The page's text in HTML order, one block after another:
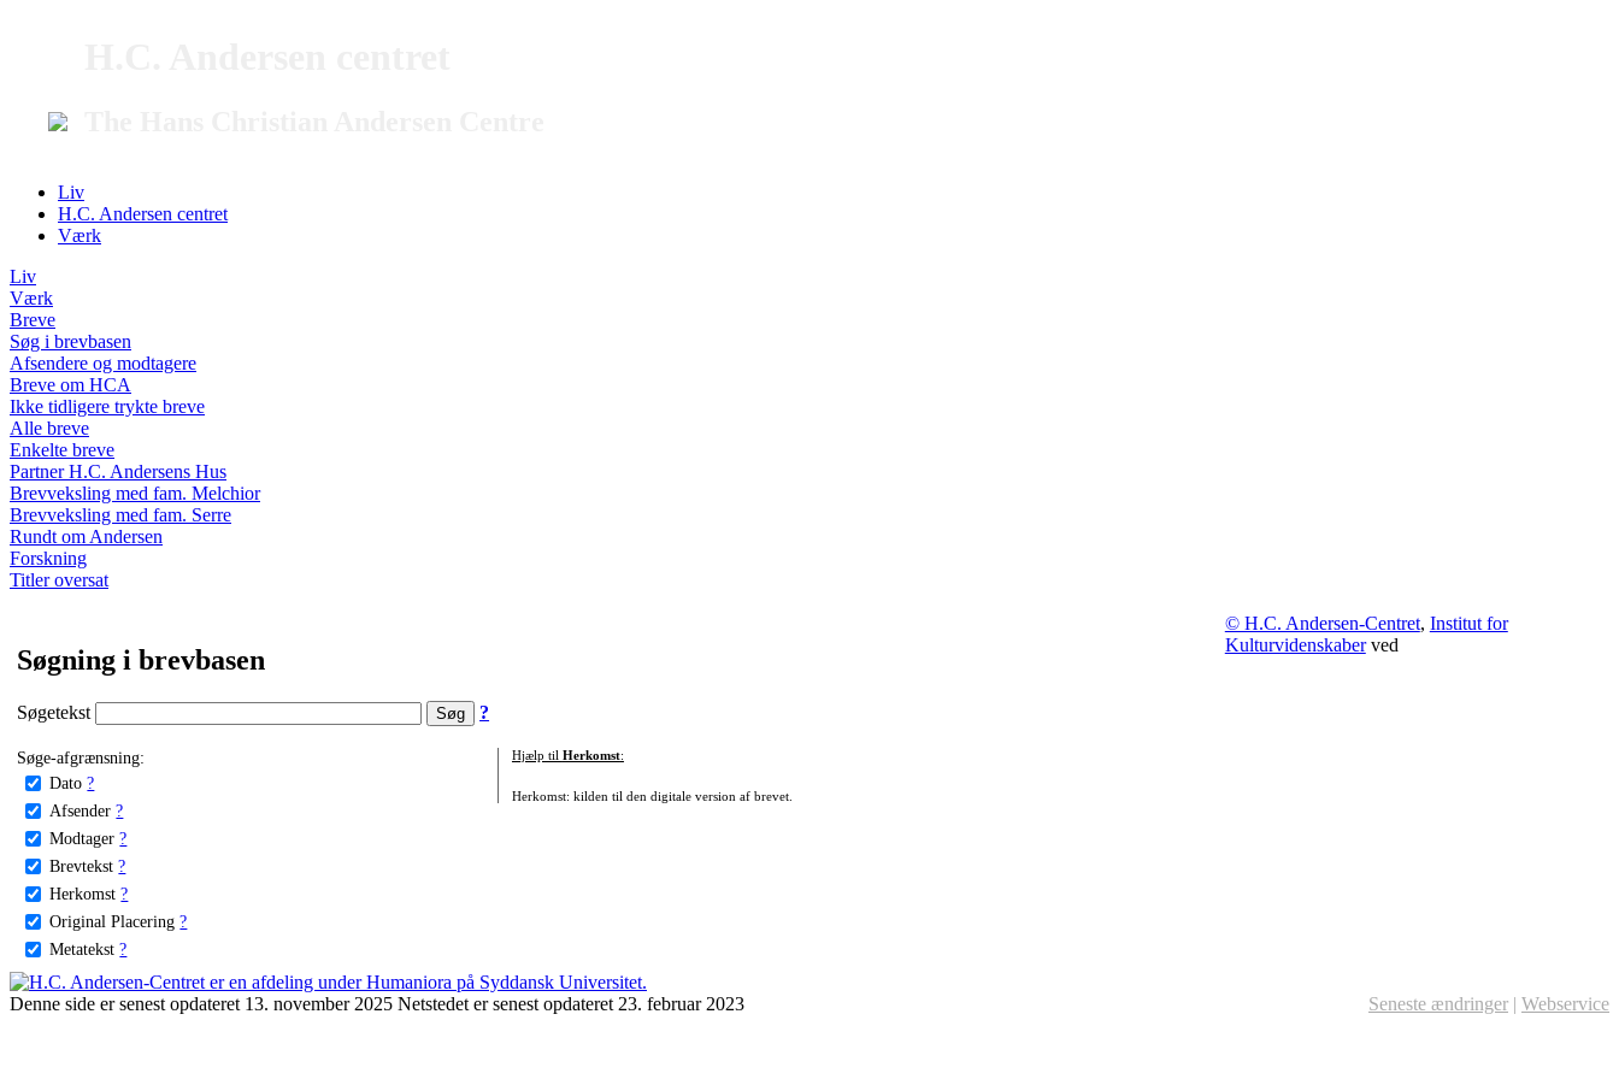
Liv
H.C. Andersen centret
Værk
Liv
Værk
Breve
Søg i brevbasen
Afsendere og modtagere
Breve om HCA
Ikke tidligere trykte breve
Alle breve
Enkelte breve
Partner H.C. Andersens Hus
Brevveksling med fam. Melchior
Brevveksling med fam. Serre
Rundt om Andersen
Forskning
Titler oversat
Søgning i brevbasen
Søgetekst ?
Søge-afgrænsning:
Dato ?
Afsender ?
Modtager ?
Brevtekst ?
Herkomst ?
Original Placering ?
Metatekst ?
Hjælp til Herkomst:
Herkomst: kilden til den digitale version af brevet.
© H.C. Andersen-Centret, Institut for
Kulturvidenskaberved
Denne side er senest opdateret 13. november 2025 Netstedet er senest opdateret 23. februar 2023 Seneste ændringer | Webservice